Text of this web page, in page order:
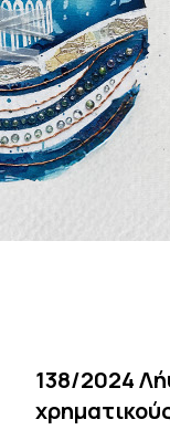
138/2024